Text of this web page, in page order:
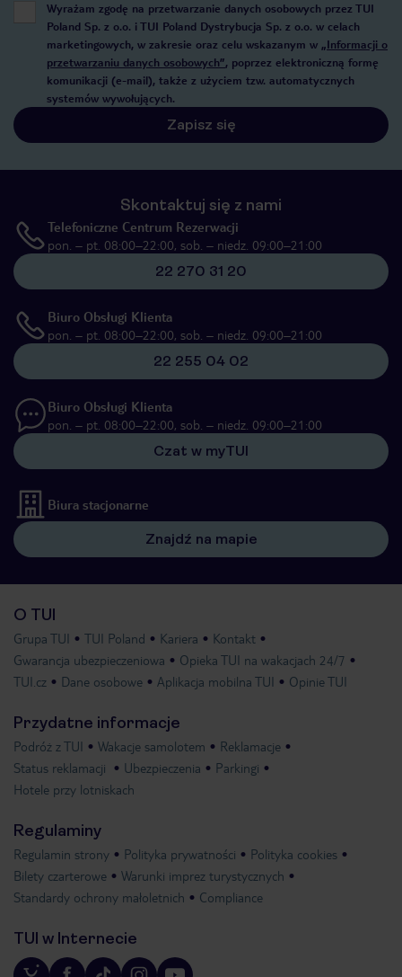
Wyrażam zgodę na przetwarzanie danych osobowych przez TUI
Poland Sp. z o.o. i TUI Poland Dystrybucja Sp. z o.o. w celach
marketingowych, w zakresie oraz celu wskazanym w „Informacji o
przetwarzaniu danych osobowych”, poprzez elektroniczną formę
komunikacji (e-mail), także z użyciem tzw. automatycznych
systemów wywołujących.
Zapisz się
Skontaktuj się z nami
Telefoniczne Centrum Rezerwacji
pon. – pt. 08:00–22:00, sob. – niedz. 09:00–21:00
22 270 31 20
Biuro Obsługi Klienta
pon. – pt. 08:00–22:00, sob. – niedz. 09:00–21:00
22 255 04 02
Biuro Obsługi Klienta
pon. – pt. 08:00–22:00, sob. – niedz. 09:00–21:00
Czat w myTUI
Biura stacjonarne
Znajdź na mapie
O TUI
Grupa TUI TUI Poland Kariera
Kontakt
Gwarancja ubezpieczeniowa
Opieka TUI na wakacjach 24/7
TUI.cz
Dane osobowe Aplikacja mobilna TUI Opinie TUI
Przydatne informacje
Podróż z TUI Wakacje samolotem
Reklamacje
Status reklamacji
Ubezpieczenia
Parkingi
Hotele przy lotniskach
Regulaminy
Regulamin strony Polityka prywatności
Polityka cookies
Bilety czarterowe
Warunki imprez turystycznych
Standardy ochrony małoletnich
Compliance
TUI w Internecie